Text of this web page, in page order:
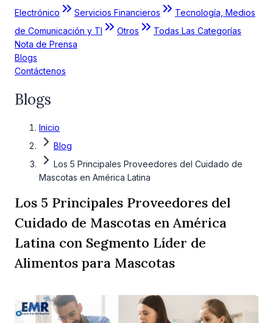
Electrónico
Servicios Financieros
Tecnología, Medios
de Comunicación y TI
Otros
Todas Las Categorías
Nota de Prensa
Blogs
Contáctenos
Blogs
Inicio
Blog
Los 5 Principales Proveedores del Cuidado de
Mascotas en América Latina
Los 5 Principales Proveedores del
Cuidado de Mascotas en América
Latina con Segmento Líder de
Alimentos para Mascotas